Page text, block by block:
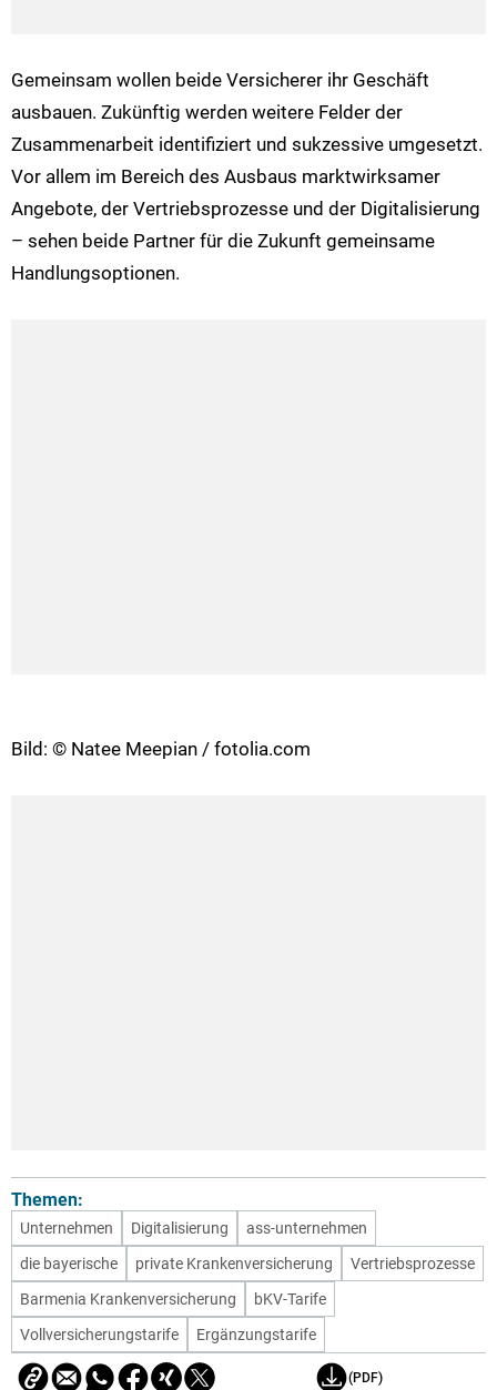
Gemeinsam wollen beide Versicherer ihr Geschäft
ausbauen. Zukünftig werden weitere Felder der
Zusammenarbeit identifiziert und sukzessive umgesetzt.
Vor allem im Bereich des Ausbaus marktwirksamer
Angebote, der Vertriebsprozesse und der Digitalisierung
– sehen beide Partner für die Zukunft gemeinsame
Handlungsoptionen.
Bild: © Natee Meepian / fotolia.com
Themen:
Unternehmen Digitalisierung
ass-unternehmen
die bayerische
private Krankenversicherung
Vertriebsprozesse
Barmenia Krankenversicherung
bKV-Tarife
Vollversicherungstarife
Ergänzungstarife
(PDF)